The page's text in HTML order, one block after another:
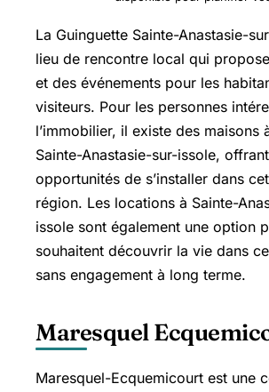
La Guinguette Sainte-Anastasie-
lieu de rencontre local qui
et des événements pour les
visiteurs. Pour les personnes
l’immobilier, il existe des maisons
Sainte-Anastasie-sur-issole,
opportunités de s’installer dans
région. Les locations à Sainte-
issole sont également une option
souhaitent découvrir la vie dans
sans engagement à long terme.
Maresquel
Maresquel-Ecquemicourt est une